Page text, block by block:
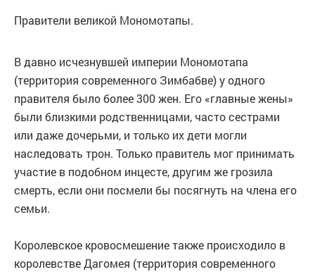
Правители великой Мономотапы.
В давно исчезнувшей империи Мономотапа
(территория современного Зимбабве) у одного
правителя было более 300 жен. Его «главные жены»
были близкими родственницами, часто сестрами
или даже дочерьми, и только их дети могли
наследовать трон. Только правитель мог принимать
участие в подобном инцесте, другим же грозила
смерть, если они посмели бы посягнуть на члена его
семьи.
Королевское кровосмешение также происходило в
королевстве Дагомея (территория современного